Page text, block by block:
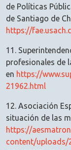
de Políticas
de Santiago de
https://
11.
profesionales de
en https://
21962.html
12. Asociación
situación de las
https://
content/uploads/